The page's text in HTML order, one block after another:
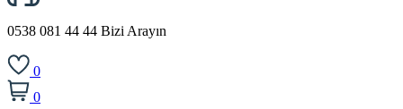
0538 081 44 44 Bizi Arayın
0
0